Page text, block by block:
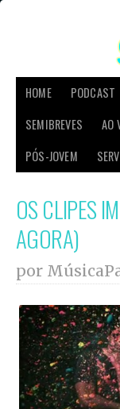
HOME PODCAST
SEMIBREVES
AO
PÓS-JOVEM
OS CLIPES
AGORA)
por